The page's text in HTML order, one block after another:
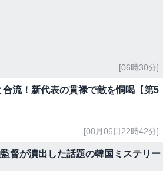
[06時30分]
流！新代表の貫禄で敵を恫喝【第5
[08月06日22時42分]
督が演出した話題の韓国ミステリー